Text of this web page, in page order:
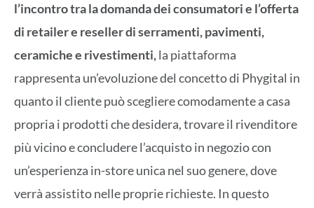
l’incontro tra la domanda dei consumatori e l’offerta
di retailer e reseller di serramenti, pavimenti,
ceramiche e rivestimenti,la piattaforma
rappresenta un’evoluzione del concetto di Phygital in
quanto il cliente può scegliere comodamente a casa
propria i prodotti che desidera, trovare il rivenditore
più vicino e concludere l’acquisto in negozio con
un’esperienza in-store unica nel suo genere, dove
verrà assistito nelle proprie richieste. In questo